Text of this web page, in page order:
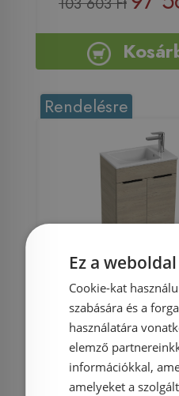
Rendelésre
Jika Cube
50x34 cm-es
kőris
Ez a
Cookie-kat
szabására és a
használatára
elemző
információkkal,
amelyeket a